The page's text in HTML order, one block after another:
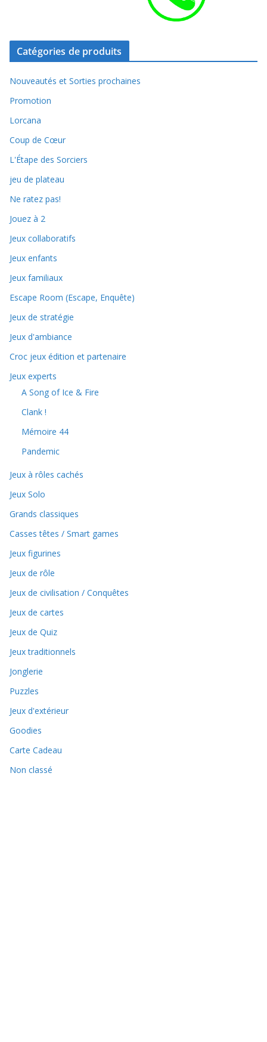
Catégories de produits
Nouveautés et Sorties prochaines
Promotion
Lorcana
Coup de Cœur
L'Étape des Sorciers
jeu de plateau
Ne ratez pas!
Jouez à 2
Jeux collaboratifs
Jeux enfants
Jeux familiaux
Escape Room (Escape, Enquête)
Jeux de stratégie
Jeux d'ambiance
Croc jeux édition et partenaire
Jeux experts
A Song of Ice & Fire
Clank !
Mémoire 44
Pandemic
Jeux à rôles cachés
Jeux Solo
Grands classiques
Casses têtes / Smart games
Jeux figurines
Jeux de rôle
Jeux de civilisation / Conquêtes
Jeux de cartes
Jeux de Quiz
Jeux traditionnels
Jonglerie
Puzzles
Jeux d'extérieur
Goodies
Carte Cadeau
Non classé